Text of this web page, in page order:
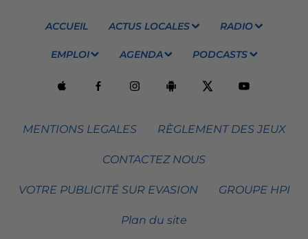
ACCUEIL ACTUS LOCALES RADIO
EMPLOI AGENDA PODCASTS
MENTIONS LEGALES RÈGLEMENT DES JEUX
CONTACTEZ NOUS
VOTRE PUBLICITÉ SUR EVASION GROUPE HPI
Plan du site